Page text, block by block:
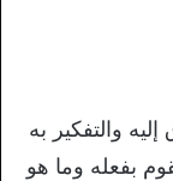
والتفكير به
بفعله وما هو